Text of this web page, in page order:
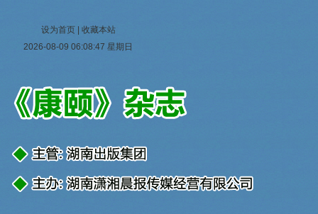
设为首页| 收藏本站
2026-08-09 06:08:48 星期日